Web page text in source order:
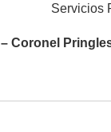
Servicios
– Coronel